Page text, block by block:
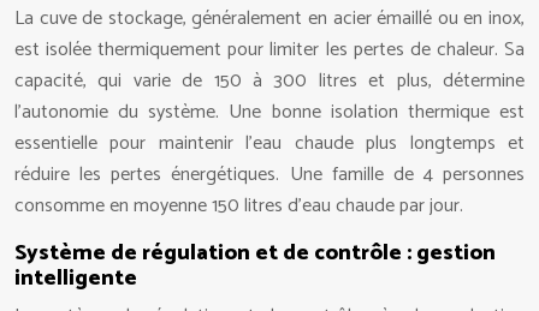
La cuve de stockage, généralement en acier émaillé ou en inox,
est isolée thermiquement pour limiter les pertes de chaleur. Sa
capacité, qui varie de 150 à 300 litres et plus, détermine
l’autonomie du système. Une bonne isolation thermique est
essentielle pour maintenir l’eau chaude plus longtemps et
réduire les pertes énergétiques. Une famille de 4 personnes
consomme en moyenne 150 litres d’eau chaude par jour.
Système de régulation et de contrôle : gestion
intelligente